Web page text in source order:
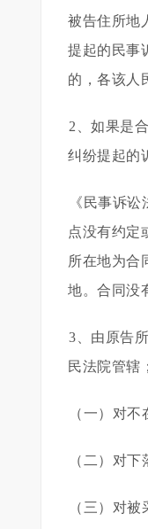
被告住所地
提起的民事
的，各该人
2、如果是
纠纷提起的
《民事诉
点没有约定
所在地为合
地。合同没
3、由原告
民法院管辖
（一）对
（二）对
（三）对